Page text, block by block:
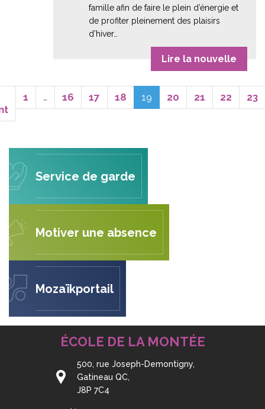
famille afin de faire le plein d’énergie et
de profiter pleinement des plaisirs
d’hiver…
Lire la nouvelle
1 … 16 17 18 19 (actuel)
20 21 22 23
Service de garde
Motiver une absence
Mozaïkportail
ÉCOLE DE LA MONTÉE
500, rue Joseph-Demontigny,
Gatineau QC,
J8P 7C4